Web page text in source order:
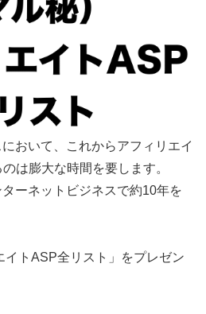
おいて、これからアフィリエイ
は膨大な時間を要します。
ーネットビジネスで約10年を
イトASP全リスト」をプレゼン